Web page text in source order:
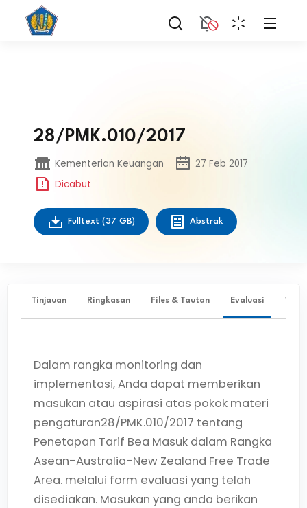
28/PMK.010/2017
Kementerian Keuangan
27 Feb 2017
Dicabut
Fulltext (37 GB) Abstrak
Tinjauan Ringkasan Files & Tautan Evaluasi ✨
Dalam rangka monitoring dan
implementasi, Anda dapat memberikan
masukan atau aspirasi atas pokok materi
pengaturan28/PMK.010/2017 tentang
Penetapan Tarif Bea Masuk dalam Rangka
Asean-Australia-New Zealand Free Trade
Area. melalui form evaluasi yang telah
disediakan. Masukan yang anda berikan